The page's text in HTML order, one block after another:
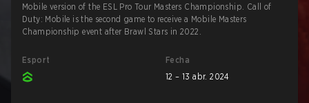
Mobile version of the ESL Pro Tour Masters Championship. Call of
Duty: Mobile is the second game to receive a Mobile Masters
Championship event after Brawl Stars in 2022.
Esport
Fecha
12 – 13 abr. 2024